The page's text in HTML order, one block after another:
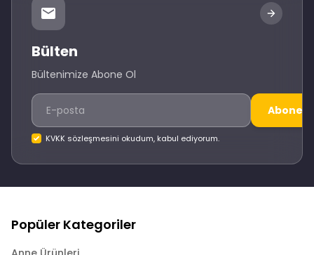
Bülten
Bültenimize Abone Ol
Abone
KVKK sözleşmesini okudum, kabul ediyorum.
Popüler Kategoriler